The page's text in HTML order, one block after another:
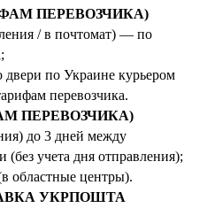
ПЕРЕВОЗЧИКА)
/ в почтомат) — по
двери по Украине курьером
перевозчика.
ПЕРЕВОЗЧИКА)
до 3 дней между
учета дня отправления);
областные центры).
УКРПОШТА